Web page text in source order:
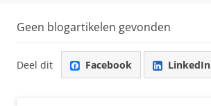
Geen blogartikelen gevonden
Deel dit Facebook LinkedIn